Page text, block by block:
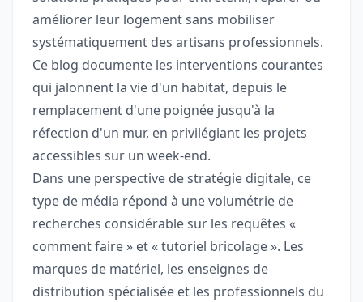
améliorer leur logement sans mobiliser
systématiquement des artisans professionnels.
Ce blog documente les interventions courantes
qui jalonnent la vie d'un habitat, depuis le
remplacement d'une poignée jusqu'à la
réfection d'un mur, en privilégiant les projets
accessibles sur un week-end.
Dans une perspective de stratégie digitale, ce
type de média répond à une volumétrie de
recherches considérable sur les requêtes «
comment faire » et « tutoriel bricolage ». Les
marques de matériel, les enseignes de
distribution spécialisée et les professionnels du